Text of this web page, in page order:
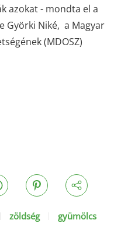
azokat - mondta el a
Györki Niké, a Magyar
(MDOSZ)
zöldség
gyümölcs